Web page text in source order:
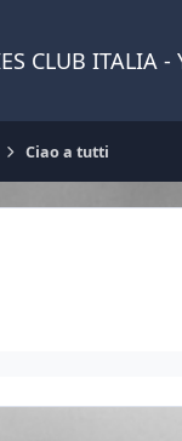
CLUB
Ciao a tutti